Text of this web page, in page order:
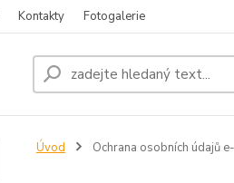
Kontakty Fotogalerie
Úvod Ochrana osobních údajů